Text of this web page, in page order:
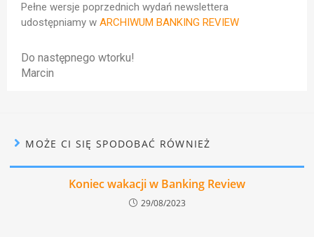
Pełne wersje poprzednich wydań newslettera
udostępniamy w ARCHIWUM BANKING REVIEW
Do następnego wtorku!
Marcin
MOŻE CI SIĘ SPODOBAĆ RÓWNIEŻ
Koniec wakacji w Banking Review
29/08/2023